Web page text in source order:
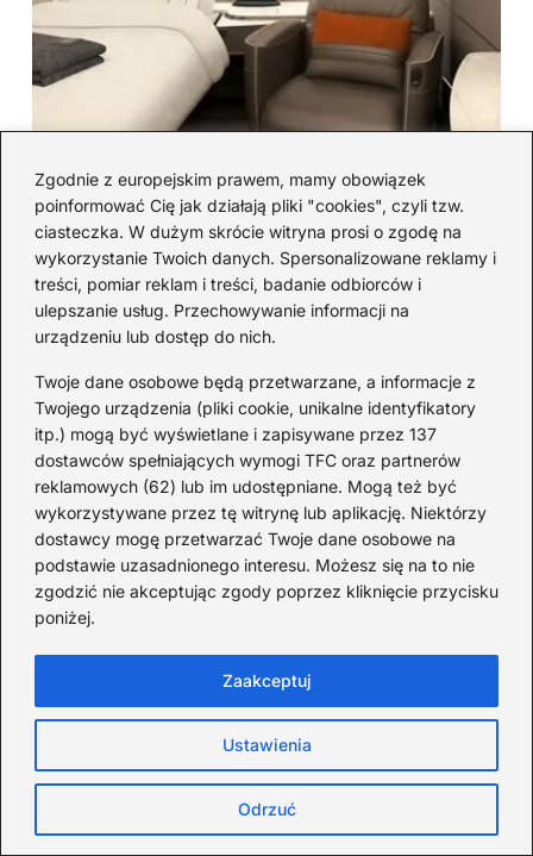
Zgodnie z europejskim prawem, mamy obowiązek
poinformować Cię jak działają pliki "cookies", czyli tzw.
ciasteczka. W dużym skrócie witryna prosi o zgodę na
wykorzystanie Twoich danych. Spersonalizowane reklamy i
treści, pomiar reklam i treści, badanie odbiorców i
ulepszanie usług. Przechowywanie informacji na
urządzeniu lub dostęp do nich.
Twoje dane osobowe będą przetwarzane, a informacje z
Twojego urządzenia (pliki cookie, unikalne identyfikatory
itp.) mogą być wyświetlane i zapisywane przez 137
dostawców spełniających wymogi TFC oraz partnerów
reklamowych (62) lub im udostępniane. Mogą też być
wykorzystywane przez tę witrynę lub aplikację. Niektórzy
dostawcy mogę przetwarzać Twoje dane osobowe na
podstawie uzasadnionego interesu. Możesz się na to nie
zgodzić nie akceptując zgody poprzez kliknięcie przycisku
poniżej.
Ustawienia
Odrzuć
Zaakceptuj
Ile kosztuje lot pierwszą
klasą? ceny i porównanie z
klasą ekonomiczną
2026-08-08
Ile trwa lot z Dubaju do
Warszawy? Realny czas
podróży
2026-08-08
Lot z Polski na Zanzibar: ile
Ile trwa lot do Albanii:
godziny przelotu z Polski do
Tirany
2026-08-03
Ile godzin trwa lot z Polski